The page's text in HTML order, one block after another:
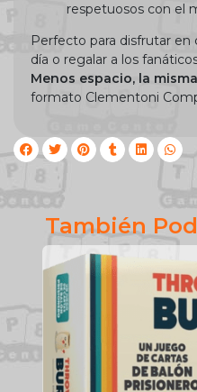
respetuosos con el
Perfecto para disfrutar en
día o regalar a los
Menos espacio, la
formato Clementoni
También